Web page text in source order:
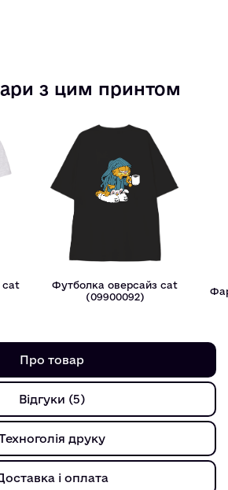
з цим принтом
cat
Футболка оверсайз cat
(09900092)
Про товар
Відгуки (5)
друку
і оплата